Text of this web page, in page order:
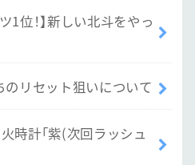
1位！】新しい北斗をやっ
のリセット狙いについて
計「紫(次回ラッシュ